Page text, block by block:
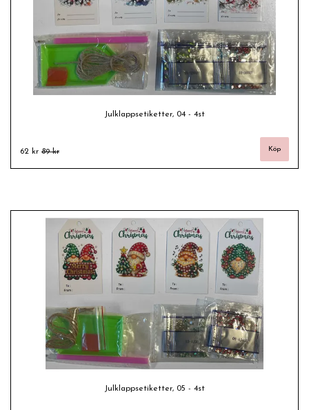
Julklappsetiketter, 04 - 4st
62 kr 89 kr
Julklappsetiketter, 05 - 4st